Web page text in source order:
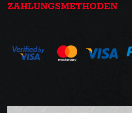
ZAHLUNGSMETHODEN